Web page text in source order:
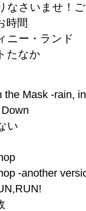
なさいませ！
時間
ニー・ランド
たなか
the Mask -rain,
い
-another